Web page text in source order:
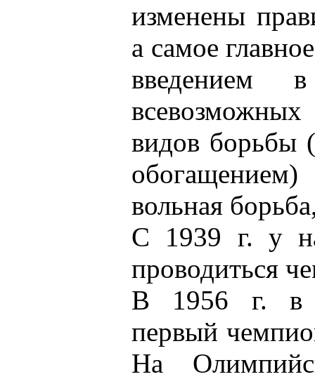
изменены
а самое
введением
видов борьбы
вольная
С 1939 г. у
проводиться
В 1956 г. в
первый
На